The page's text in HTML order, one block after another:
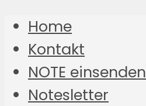
Home
Kontakt
NOTE einsenden
Notesletter